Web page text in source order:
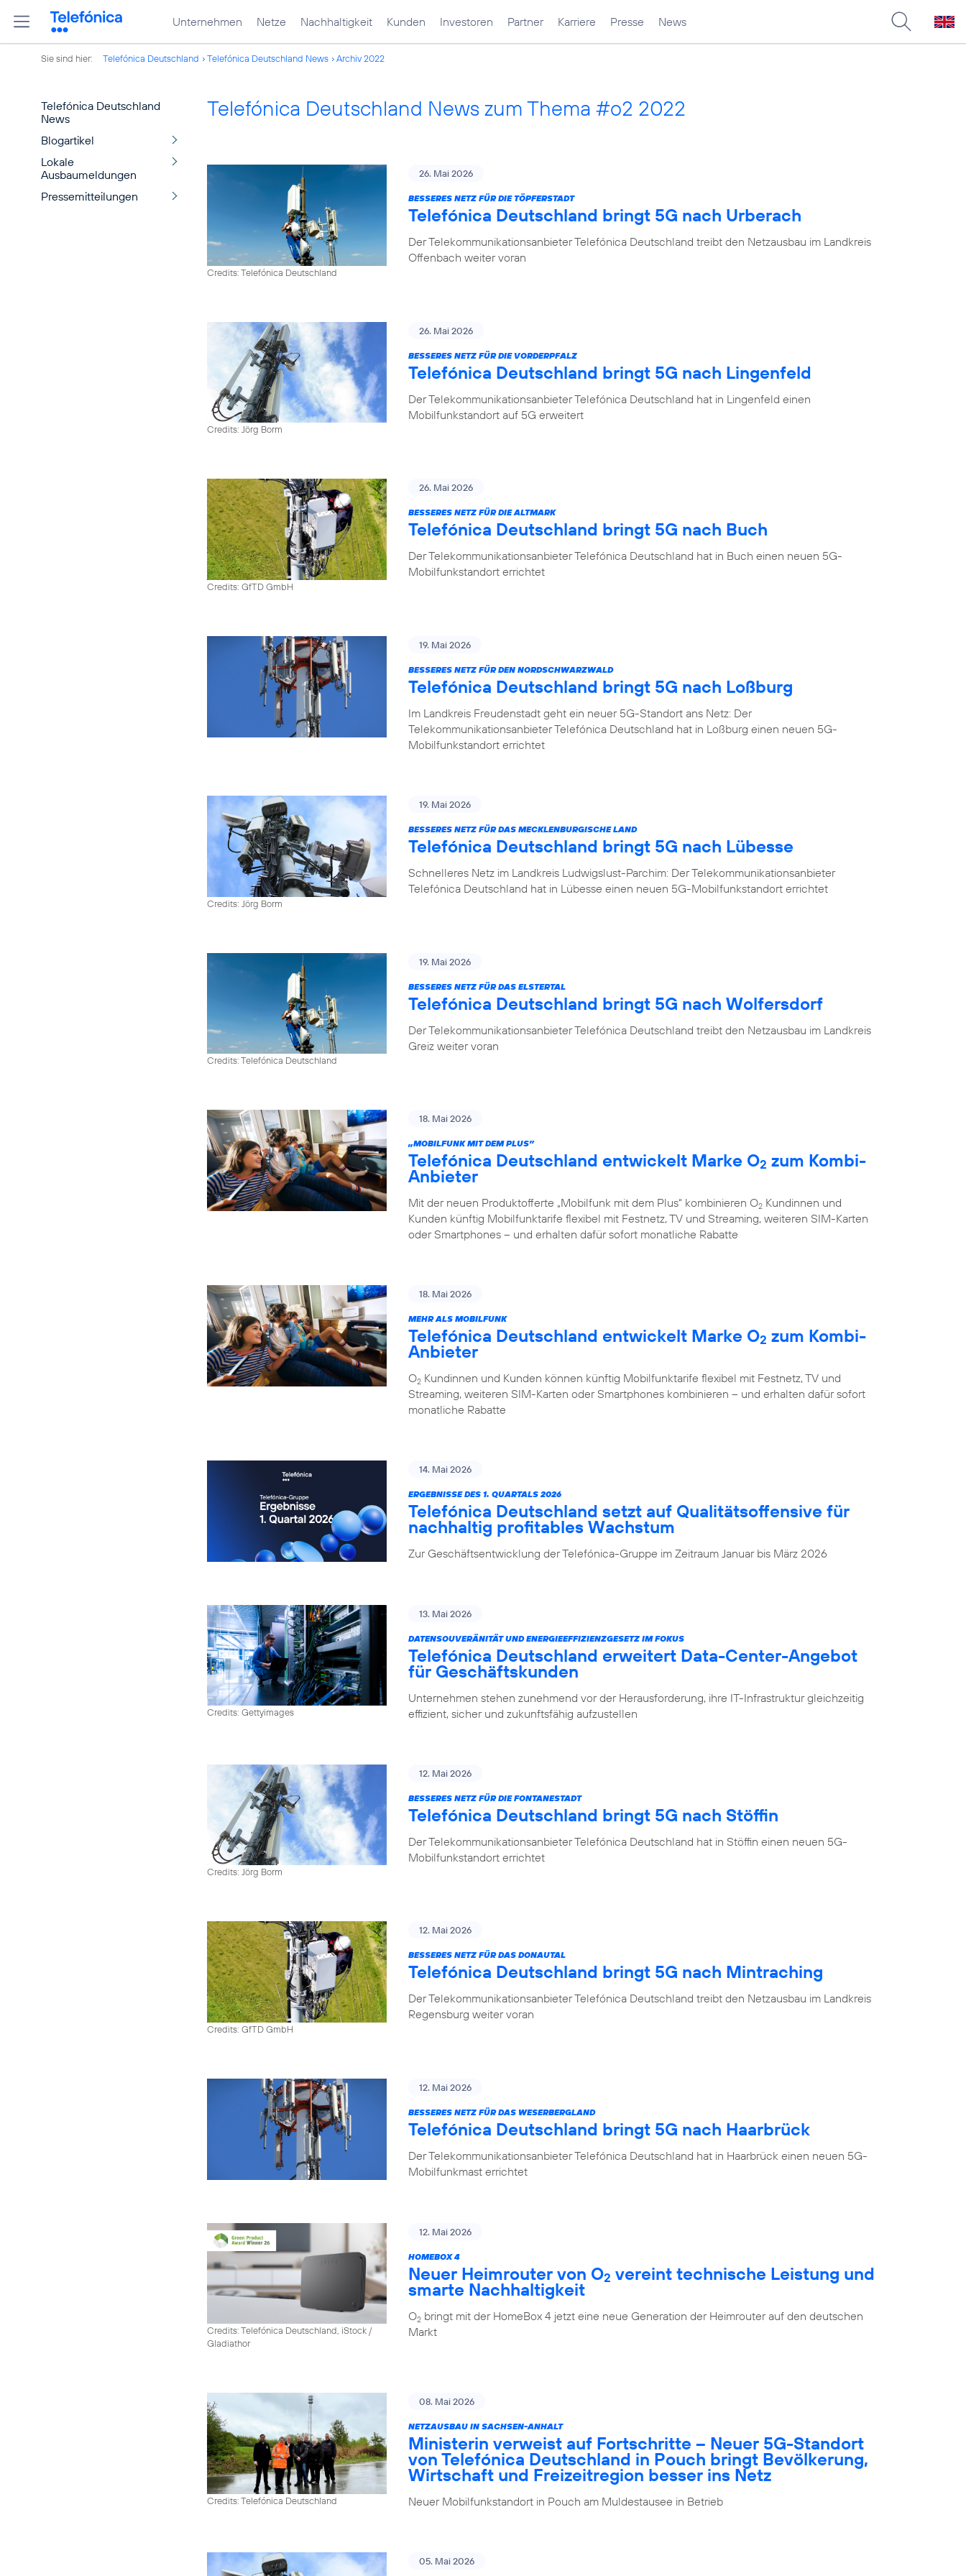
Unternehmen Netze Nachhaltigkeit Kunden Investoren Partner Karriere Presse News
Sie sind hier: Telefónica Deutschland Telefónica Deutschland News Archiv 2022
Telefónica Deutschland
News
Blogartikel
Lokale
Ausbaumeldungen
Pressemitteilungen
Telefónica Deutschland News zum Thema #o2 2022
Credits: Telefónica Deutschland
26. Mai 2026
BESSERES NETZ FÜR DIE TÖPFERSTADT
Telefónica Deutschland bringt 5G nach Urberach
Der Telekommunikationsanbieter Telefónica Deutschland treibt den Netzausbau im Landkreis
Offenbach weiter voran
Credits: Jörg Borm
26. Mai 2026
BESSERES NETZ FÜR DIE VORDERPFALZ
Telefónica Deutschland bringt 5G nach Lingenfeld
Der Telekommunikationsanbieter Telefónica Deutschland hat in Lingenfeld einen
Mobilfunkstandort auf 5G erweitert
Credits: GfTD GmbH
26. Mai 2026
BESSERES NETZ FÜR DIE ALTMARK
Telefónica Deutschland bringt 5G nach Buch
Der Telekommunikationsanbieter Telefónica Deutschland hat in Buch einen neuen 5G-
Mobilfunkstandort errichtet
19. Mai 2026
BESSERES NETZ FÜR DEN NORDSCHWARZWALD
Telefónica Deutschland bringt 5G nach Loßburg
Im Landkreis Freudenstadt geht ein neuer 5G-Standort ans Netz: Der
Telekommunikationsanbieter Telefónica Deutschland hat in Loßburg einen neuen 5G-
Mobilfunkstandort errichtet
Credits: Jörg Borm
19. Mai 2026
BESSERES NETZ FÜR DAS MECKLENBURGISCHE LAND
Telefónica Deutschland bringt 5G nach Lübesse
Schnelleres Netz im Landkreis Ludwigslust-Parchim: Der Telekommunikationsanbieter
Telefónica Deutschland hat in Lübesse einen neuen 5G-Mobilfunkstandort errichtet
Credits: Telefónica Deutschland
19. Mai 2026
BESSERES NETZ FÜR DAS ELSTERTAL
Telefónica Deutschland bringt 5G nach Wolfersdorf
Der Telekommunikationsanbieter Telefónica Deutschland treibt den Netzausbau im Landkreis
Greiz weiter voran
18. Mai 2026
„MOBILFUNK MIT DEM PLUS”
Telefónica Deutschland entwickelt Marke O2 zum Kombi-
Anbieter
Mit der neuen Produktofferte „Mobilfunk mit dem Plus“ kombinieren O2 Kundinnen und
Kunden künftig Mobilfunktarife flexibel mit Festnetz, TV und Streaming, weiteren SIM-Karten
oder Smartphones – und erhalten dafür sofort monatliche Rabatte
18. Mai 2026
MEHR ALS MOBILFUNK
Telefónica Deutschland entwickelt Marke O2 zum Kombi-
Anbieter
O2 Kundinnen und Kunden können künftig Mobilfunktarife flexibel mit Festnetz, TV und
Streaming, weiteren SIM-Karten oder Smartphones kombinieren – und erhalten dafür sofort
monatliche Rabatte
14. Mai 2026
ERGEBNISSE DES 1. QUARTALS 2026
Telefónica Deutschland setzt auf Qualitätsoffensive für
nachhaltig profitables Wachstum
Zur Geschäftsentwicklung der Telefónica-Gruppe im Zeitraum Januar bis März 2026
Credits: Gettyimages
13. Mai 2026
DATENSOUVERÄNITÄT UND ENERGIEEFFIZIENZGESETZ IM FOKUS
Telefónica Deutschland erweitert Data-Center-Angebot
für Geschäftskunden
Unternehmen stehen zunehmend vor der Herausforderung, ihre IT-Infrastruktur gleichzeitig
effizient, sicher und zukunftsfähig aufzustellen
Credits: Jörg Borm
12. Mai 2026
BESSERES NETZ FÜR DIE FONTANESTADT
Telefónica Deutschland bringt 5G nach Stöffin
Der Telekommunikationsanbieter Telefónica Deutschland hat in Stöffin einen neuen 5G-
Mobilfunkstandort errichtet
Credits: GfTD GmbH
12. Mai 2026
BESSERES NETZ FÜR DAS DONAUTAL
Telefónica Deutschland bringt 5G nach Mintraching
Der Telekommunikationsanbieter Telefónica Deutschland treibt den Netzausbau im Landkreis
Regensburg weiter voran
12. Mai 2026
BESSERES NETZ FÜR DAS WESERBERGLAND
Telefónica Deutschland bringt 5G nach Haarbrück
Der Telekommunikationsanbieter Telefónica Deutschland hat in Haarbrück einen neuen 5G-
Mobilfunkmast errichtet
Credits: Telefónica Deutschland, iStock /
Gladiathor
12. Mai 2026
HOMEBOX 4
Neuer Heimrouter von O2 vereint technische Leistung und
smarte Nachhaltigkeit
O2 bringt mit der HomeBox 4 jetzt eine neue Generation der Heimrouter auf den deutschen
Markt
Credits: Telefónica Deutschland
08. Mai 2026
NETZAUSBAU IN SACHSEN-ANHALT
Ministerin verweist auf Fortschritte – Neuer 5G-Standort
von Telefónica Deutschland in Pouch bringt Bevölkerung,
Wirtschaft und Freizeitregion besser ins Netz
Neuer Mobilfunkstandort in Pouch am Muldestausee in Betrieb
05. Mai 2026